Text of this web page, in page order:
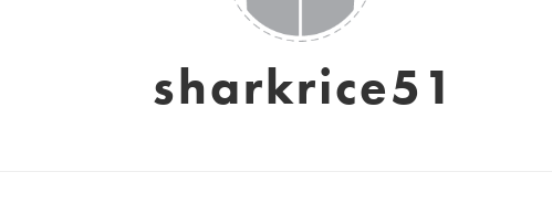
sharkrice51